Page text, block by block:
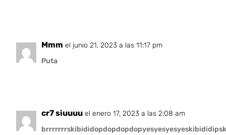
Mmm el junio 21, 2023 a las 11:17 pm
Puta
cr7 siuuuu el enero 17, 2023 a las 2:08 am